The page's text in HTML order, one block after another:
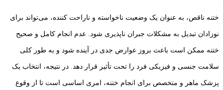
ختنه ناقص، به عنوان یک وضعیت ناخواسته و ناراحت‌ کننده، می‌تواند برای
نوزادان تبدیل به مشکلات جبران ‌ناپذیری شود. عدم انجام کامل و صحیح
ختنه ممکن است باعث بروز عوارض جدی در آینده شود و به طور کلی
سلامت جنسی و فیزیکی فرد را تحت تأثیر قرار دهد. در نتیجه، انتخاب یک
پزشک ماهر و متخصص برای انجام ختنه، امری اساسی است تا از وقوع